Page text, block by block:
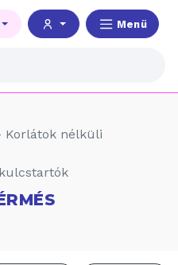
Menü
Korlátok nélküli